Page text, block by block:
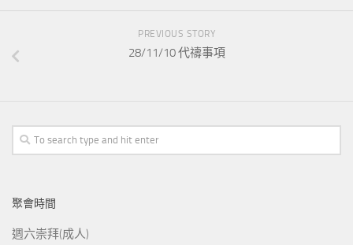
PREVIOUS STORY
28/11/10 代禱事項
聚會時間
週六崇拜(成人)